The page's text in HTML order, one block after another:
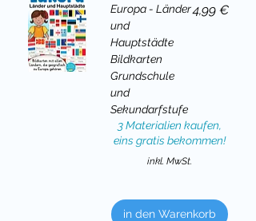
Europa - Länder
und
Hauptstädte
Bildkarten
Grundschule
und
Sekundarfstufe
Preis
4,99 €
3 Materialien kaufen,
eins gratis bekommen!
inkl. MwSt.
in den Warenkorb